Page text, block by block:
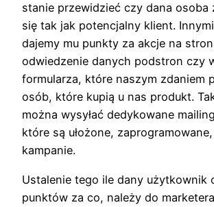
stanie przewidzieć czy dana osoba
się tak jak potencjalny klient.
dajemy mu punkty za akcje na
odwiedzenie danych podstron czy
formularza, które naszym zdaniem
osób, które kupią u nas produkt.
można wysyłać dedykowane
które są ułożone, zaprogramowane,
kampanie.
Ustalenie tego ile dany użytkownik
punktów za co, należy do